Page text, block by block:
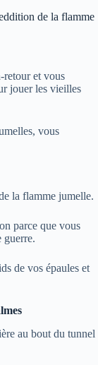
de la flamme
retour et vous
jouer les vieilles
vous
la flamme jumelle.
parce que vous
guerre.
de vos épaules et
au bout du tunnel